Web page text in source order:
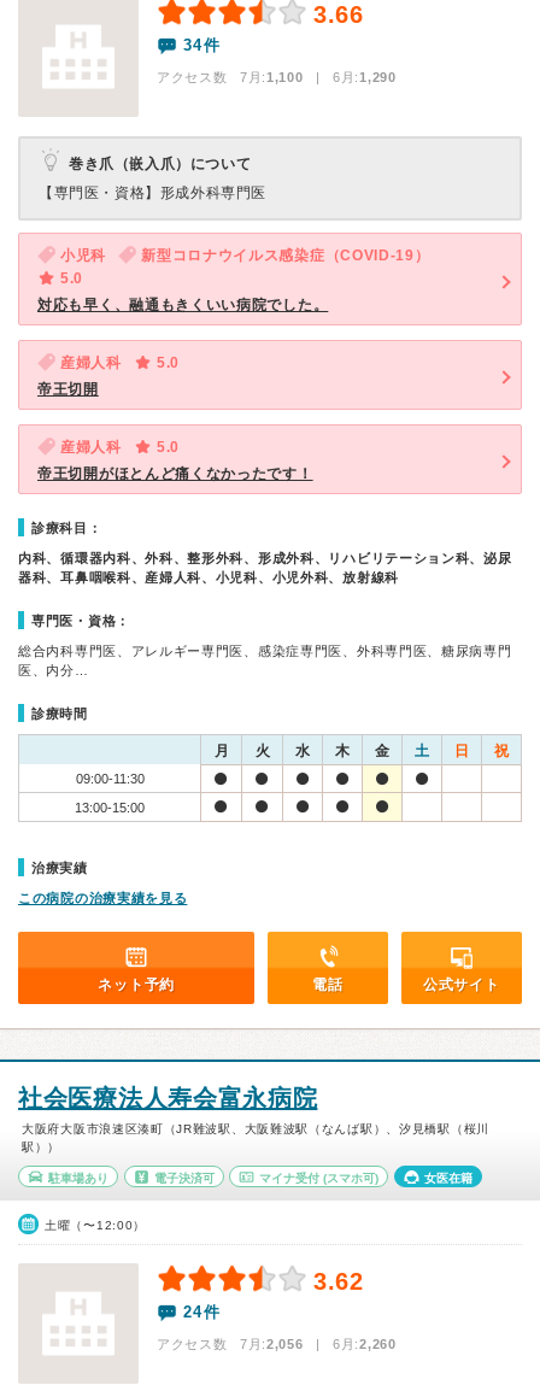
3.66
34件
アクセス数 7月:1,100 | 6月:1,290
巻き爪（嵌入爪）について
【専門医・資格】 形成外科専門医
小児科
新型コロナウイルス感染症（COVID-19）
5.0
対応も早く、融通もきくいい病院でした。
産婦人科
5.0
帝王切開
産婦人科
5.0
帝王切開がほとんど痛くなかったです！
診療科目：
内科、循環器内科、外科、整形外科、形成外科、リハビリテーション科、泌尿
器科、耳鼻咽喉科、産婦人科、小児科、小児外科、放射線科
専門医・資格：
総合内科専門医、アレルギー専門医、感染症専門医、外科専門医、糖尿病専門
医、内分…
診療時間
月 火 水 木 金 土 日 祝
09:00-11:30
13:00-15:00
治療実績
この病院の治療実績を見る
ネット予約 電話 公式サイト
社会医療法人寿会富永病院
大阪府大阪市浪速区湊町（JR難波駅、大阪難波駅（なんば駅）、汐見橋駅（桜川
駅））
駐車場あり 電子決済可 マイナ受付 (スマホ可) 女医在籍
土曜（〜12:00）
3.62
24件
アクセス数 7月:2,056 | 6月:2,260